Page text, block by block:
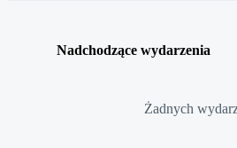
Nadchodzące wydarzenia
Żadnych